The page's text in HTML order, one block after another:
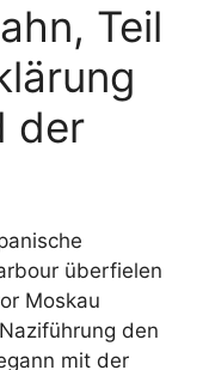
Teil
der
überfielen
Moskau
den
mit der